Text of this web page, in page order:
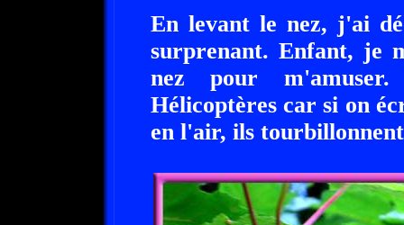
En levant le nez, j'ai
surprenant. Enfant, je
nez pour
Hélicoptères car si on
en l'air, ils